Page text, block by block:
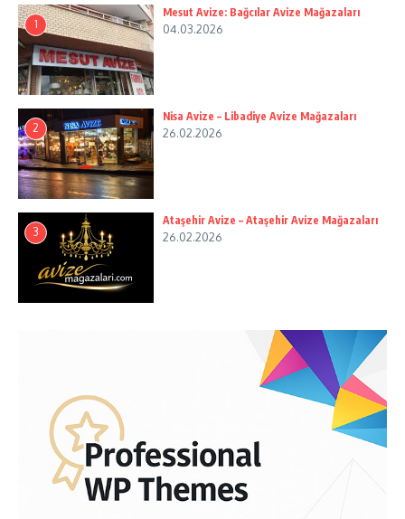
1
Mesut Avize: Bağcılar Avize Mağazaları
04.03.2026
2
Nisa Avize – Libadiye Avize Mağazaları
26.02.2026
3
Ataşehir Avize – Ataşehir Avize Mağazaları
26.02.2026